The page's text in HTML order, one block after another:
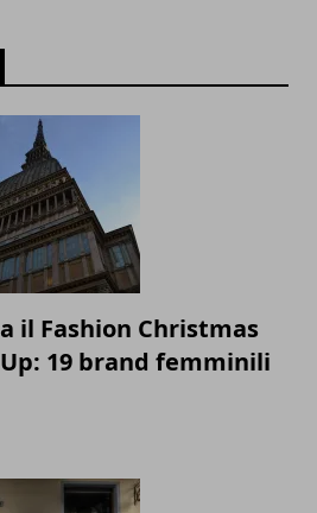
il Fashion Christmas
19 brand femminili